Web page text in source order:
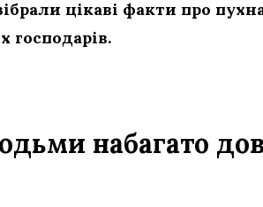
цікаві факти про
господарів.
набагато